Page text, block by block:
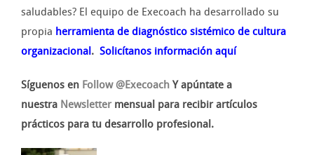
saludables? El equipo de Execoach ha desarrollado su
propia herramienta de diagnóstico sistémico de cultura
organizacional . Solicítanos información aquí
Síguenos en Follow @Execoach Y apúntate a
nuestra Newslettermensual para recibir artículos
prácticos para tu desarrollo profesional.